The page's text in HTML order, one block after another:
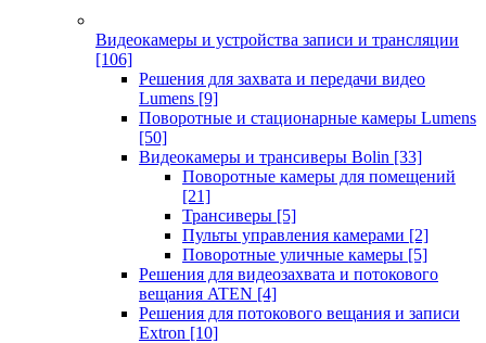
Видеокамеры и устройства записи и трансляции
[106]
Решения для захвата и передачи видео
Lumens [9]
Поворотные и стационарные камеры Lumens
[50]
Видеокамеры и трансиверы Bolin [33]
Поворотные камеры для помещений
[21]
Трансиверы [5]
Пульты управления камерами [2]
Поворотные уличные камеры [5]
Решения для видеозахвата и потокового
вещания ATEN [4]
Решения для потокового вещания и записи
Extron [10]